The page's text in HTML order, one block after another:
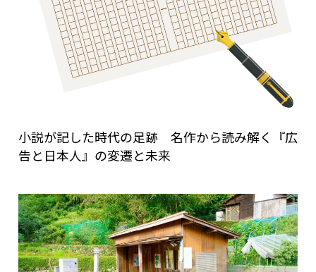
小説が記した時代の足跡 名作から読み解く『広
告と日本人』の変遷と未来